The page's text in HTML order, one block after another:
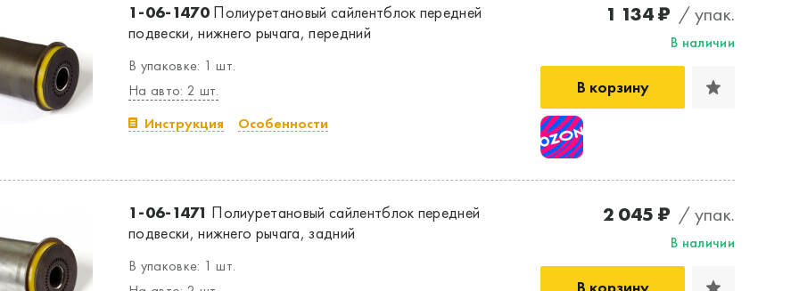
1-06-1470Полиуретановый сайлентблок передней
подвески, нижнего рычага, передний
В упаковке: 1 шт.
На авто: 2 шт.
Инструкция
Особенности
1 134 ₽ / упак.
В наличии
В корзину
1-06-1471 Полиуретановый сайлентблок передней
подвески, нижнего рычага, задний
В упаковке: 1 шт.
2 045 ₽ / упак.
В наличии